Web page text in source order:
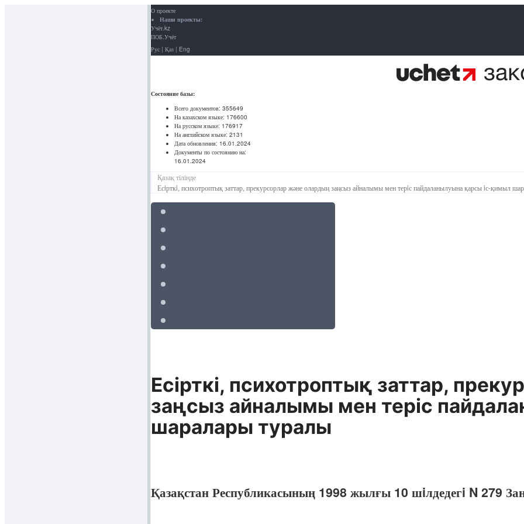
О проекте
Наши проекты:
Учёт.kz
ПОБ.Учёт
Рус | Қаз | Eng
Состояние базы:
Всего документов: 355649
На казахском языке: 176600
На русском языке: 176917
На английском языке: 2131
Дата обновления: 16.01.2024
Документы по состоянию на:
16.01.2024
Қазақ тілінде
Есiрткi, психотроптық заттар, прекурсорлар және олардың заңсыз айналымы мен терiс пайдаланылуына қарсы iс-қимыл
Есiрткi, психотроптық заттар,
заңсыз айналымы мен терiс
шаралары туралы
Қазақстан Республикасының 1998 жылғы 10 шiлдедегi N 279